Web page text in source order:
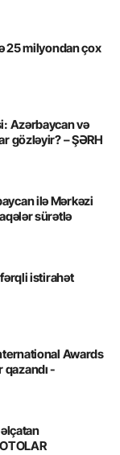
25 milyondan çox
Azərbaycan və
gözləyir? – ŞƏRH
ilə Mərkəzi
sürətlə
istirahət
Awards
-